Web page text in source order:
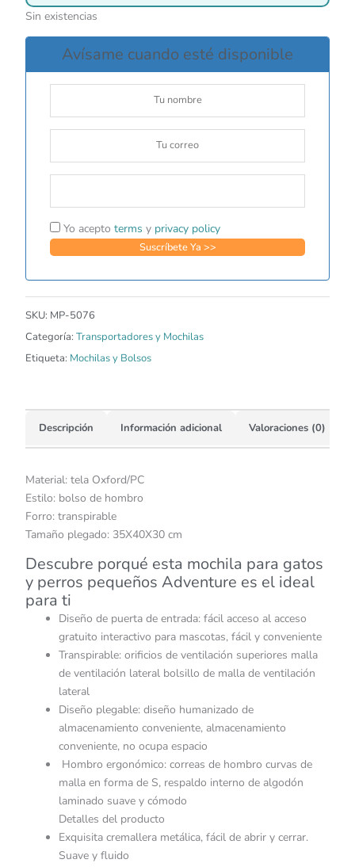
Sin existencias
Avísame cuando esté disponible
Yo acepto terms y privacy policy
SKU: MP-5076
Categoría: Transportadores y Mochilas
Etiqueta: Mochilas y Bolsos
Descripción Información adicional Valoraciones (0)
Material: tela Oxford/PC
Estilo: bolso de hombro
Forro: transpirable
Tamaño plegado: 35X40X30 cm
Descubre porqué esta mochila para gatos
y perros pequeños Adventure es el ideal
para ti
Diseño de puerta de entrada: fácil acceso al acceso
gratuito interactivo para mascotas, fácil y conveniente
Transpirable: orificios de ventilación superiores malla
de ventilación lateral bolsillo de malla de ventilación
lateral
Diseño plegable: diseño humanizado de
almacenamiento conveniente, almacenamiento
conveniente, no ocupa espacio
Hombro ergonómico: correas de hombro curvas de
malla en forma de S, respaldo interno de algodón
laminado suave y cómodo
Detalles del producto
Exquisita cremallera metálica, fácil de abrir y cerrar.
Suave y fluido